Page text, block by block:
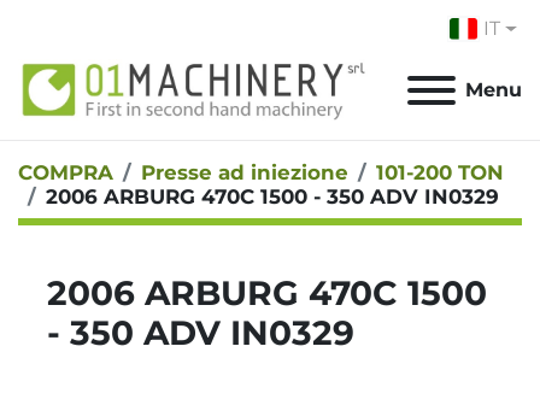
IT
Menu
COMPRA Presse ad iniezione
101-200 TON
2006 ARBURG 470C 1500 - 350 ADV IN0329
2006 ARBURG 470C 1500
- 350 ADV IN0329